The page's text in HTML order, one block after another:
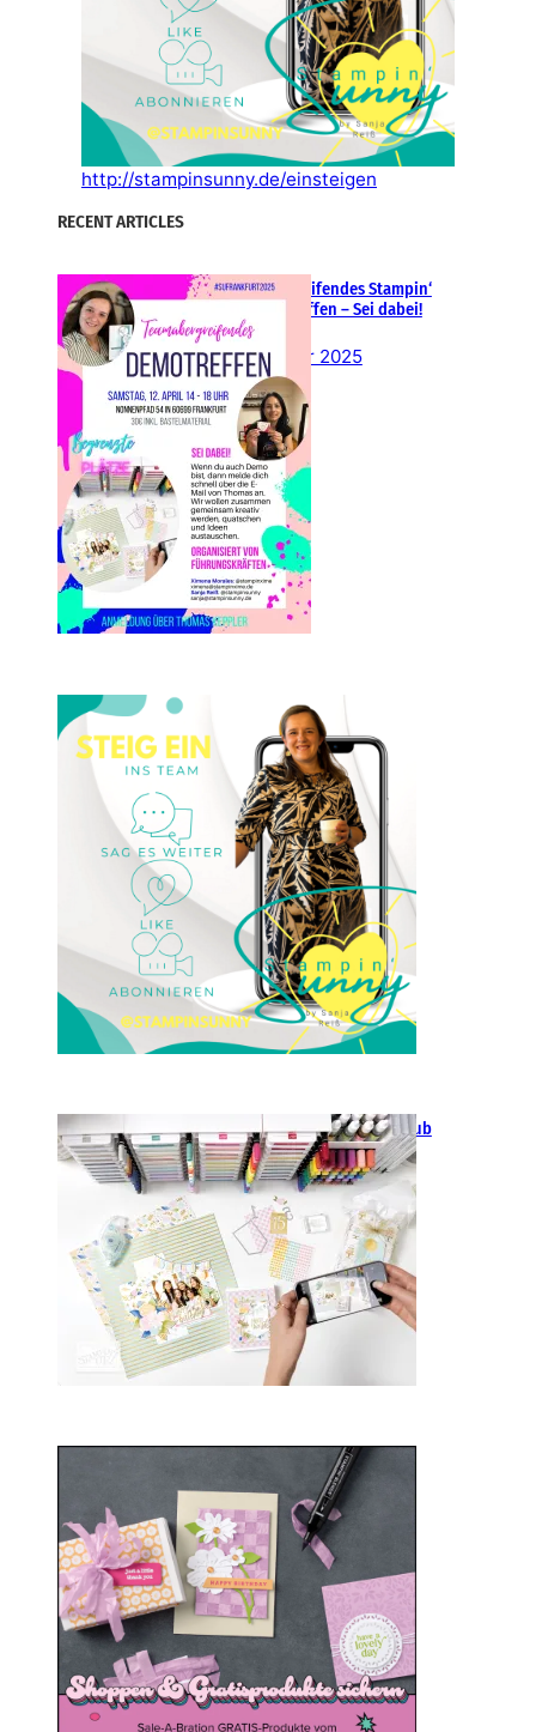
http://stampinsunny.de/einsteigen
RECENT ARTICLES
Teamübergreifendes Stampin‘
Up! Demotreffen – Sei dabei!
26. Februar 2025
Einsteigen 2025 im Team
Stampin‘ Sunny
23. Januar 2025
GANZ NEU: Scrapbooking Club
2025
21. Januar 2025
Sale-a-bration 2025
20. Januar 2025